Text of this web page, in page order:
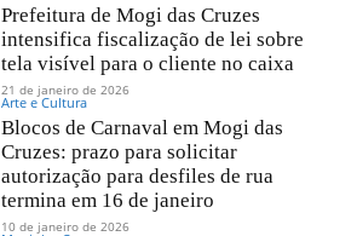
Prefeitura de Mogi das Cruzes
intensifica fiscalização de lei sobre
tela visível para o cliente no caixa
21 de janeiro de 2026
Arte e Cultura
Blocos de Carnaval em Mogi das
Cruzes: prazo para solicitar
autorização para desfiles de rua
termina em 16 de janeiro
10 de janeiro de 2026